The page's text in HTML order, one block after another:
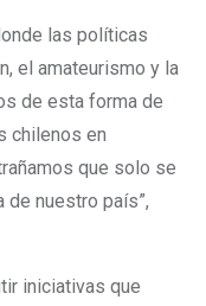
las políticas
el amateurismo y la
de esta forma de
chilenos en
que solo se
nuestro país”,
iniciativas que